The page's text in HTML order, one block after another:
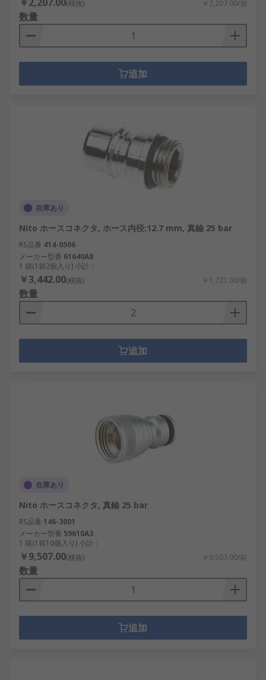
(税抜) ￥2,207.00/個
数量
追加
在庫あり
Nito ホースコネクタ, ホース内径:12.7 mm, 真鍮 25 bar
RS品番 414-0506
メーカー型番 61640A8
1 袋(1袋2個入り) 小計：
￥3,442.00(税抜) ￥1,721.00/個
数量
追加
在庫あり
Nito ホースコネクタ, 真鍮 25 bar
RS品番 146-3001
メーカー型番 59610A3
1 箱(1箱10個入り) 小計：
￥9,507.00(税抜) ￥9,507.00/箱
数量
追加